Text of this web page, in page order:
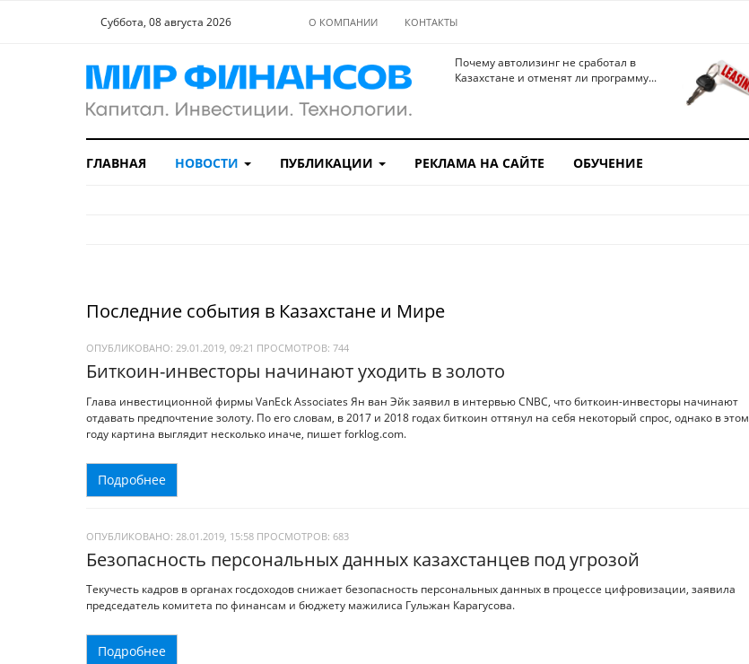
Суббота, 08 августа 2026 О КОМПАНИИ КОНТАКТЫ
Почему автолизинг не сработал в
Казахстане и отменят ли программу...
ГЛАВНАЯ НОВОСТИ ПУБЛИКАЦИИ РЕКЛАМА НА САЙТЕ ОБУЧЕНИЕ
Последние события в Казахстане и Мире
ОПУБЛИКОВАНО: 29.01.2019, 09:21 ПРОСМОТРОВ: 744
Биткоин-инвесторы начинают уходить в золото
Глава инвестиционной фирмы VanEck Associates Ян ван Эйк заявил в интервью CNBC, что биткоин-инвесторы начинают
отдавать предпочтение золоту. По его словам, в 2017 и 2018 годах биткоин оттянул на себя некоторый спрос, однако в этом
году картина выглядит несколько иначе, пишет forklog.com.
Подробнее
ОПУБЛИКОВАНО: 28.01.2019, 15:58 ПРОСМОТРОВ: 683
Безопасность персональных данных казахстанцев под угрозой
Текучесть кадров в органах госдоходов снижает безопасность персональных данных в процессе цифровизации, заявила
председатель комитета по финансам и бюджету мажилиса Гульжан Карагусова.
Подробнее